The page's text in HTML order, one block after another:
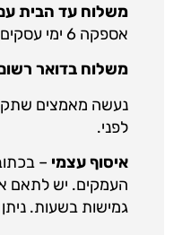
משלוח עד הבית
אספקה 6 ימי עסקים.
משלוח בדואר
נעשה מאמצים
לפני.
איסוף עצמי
העמקים. יש לתאם
גמישות בשעות. ניתן